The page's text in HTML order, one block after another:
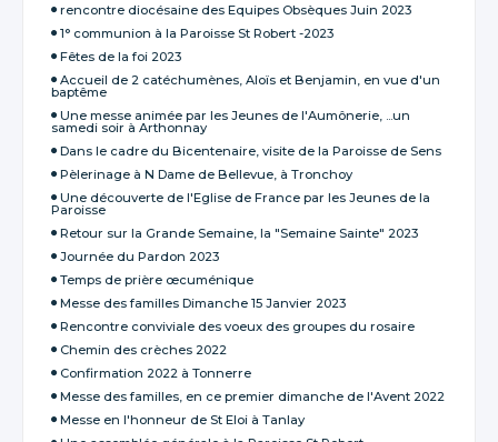
rencontre diocésaine des Equipes Obsèques Juin 2023
1° communion à la Paroisse St Robert -2023
Fêtes de la foi 2023
Accueil de 2 catéchumènes, Aloïs et Benjamin, en vue d'un
baptême
Une messe animée par les Jeunes de l'Aumônerie, ...un
samedi soir à Arthonnay
Dans le cadre du Bicentenaire, visite de la Paroisse de Sens
Pèlerinage à N Dame de Bellevue, à Tronchoy
Une découverte de l'Eglise de France par les Jeunes de la
Paroisse
Retour sur la Grande Semaine, la "Semaine Sainte" 2023
Journée du Pardon 2023
Temps de prière œcuménique
Messe des familles Dimanche 15 Janvier 2023
Rencontre conviviale des voeux des groupes du rosaire
Chemin des crèches 2022
Confirmation 2022 à Tonnerre
Messe des familles, en ce premier dimanche de l'Avent 2022
Messe en l'honneur de St Eloi à Tanlay